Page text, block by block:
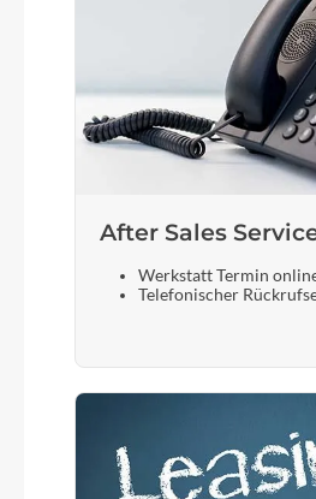
After Sales
Werkstatt Termin
Telefonischer